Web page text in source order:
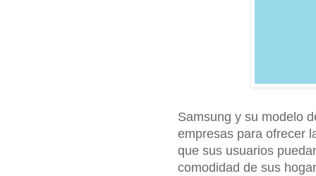
Samsung y su modelo
empresas para ofrecer
que sus usuarios
comodidad de sus